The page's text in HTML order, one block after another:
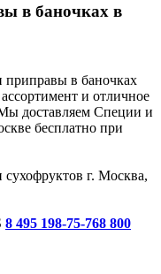
в баночках в
в баночках
и отличное
доставляем Специи и
бесплатно при
г. Москва,
8 495 198-75-768 800